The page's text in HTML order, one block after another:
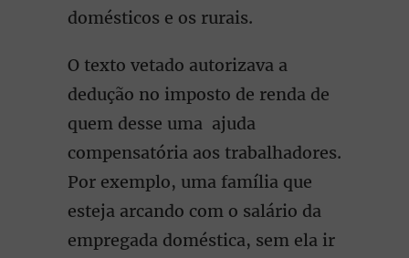
domésticos e os rurais.
O texto vetado autorizava a
dedução no imposto de renda de
quem desse uma ajuda
compensatória aos trabalhadores.
Por exemplo, uma família que
esteja arcando com o salário da
empregada doméstica, sem ela ir